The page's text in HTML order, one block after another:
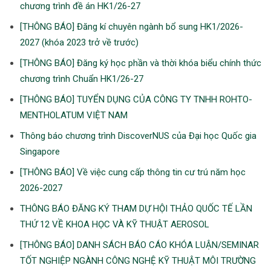
chương trình đề án HK1/26-27
[THÔNG BÁO] Đăng kí chuyên ngành bổ sung HK1/2026-
2027 (khóa 2023 trở về trước)
[THÔNG BÁO] Đăng ký học phần và thời khóa biểu chính thức
chương trình Chuẩn HK1/26-27
[THÔNG BÁO] TUYỂN DỤNG CỦA CÔNG TY TNHH ROHTO-
MENTHOLATUM VIỆT NAM
Thông báo chương trình DiscoverNUS của Đại học Quốc gia
Singapore
[THÔNG BÁO] Về việc cung cấp thông tin cư trú năm học
2026-2027
THÔNG BÁO ĐĂNG KÝ THAM DỰ HỘI THẢO QUỐC TẾ LẦN
THỨ 12 VỀ KHOA HỌC VÀ KỸ THUẬT AEROSOL
[THÔNG BÁO] DANH SÁCH BÁO CÁO KHÓA LUẬN/SEMINAR
TỐT NGHIỆP NGÀNH CÔNG NGHỆ KỸ THUẬT MÔI TRƯỜNG